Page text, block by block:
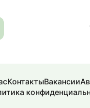
КонтактыВакансии